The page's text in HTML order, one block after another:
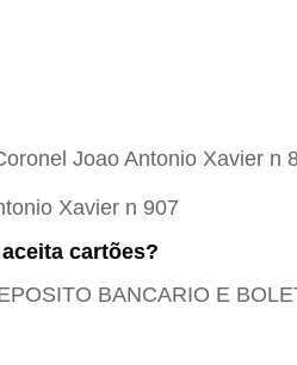
Joao Antonio Xavier n
Xavier n 907
cartões?
BANCARIO E